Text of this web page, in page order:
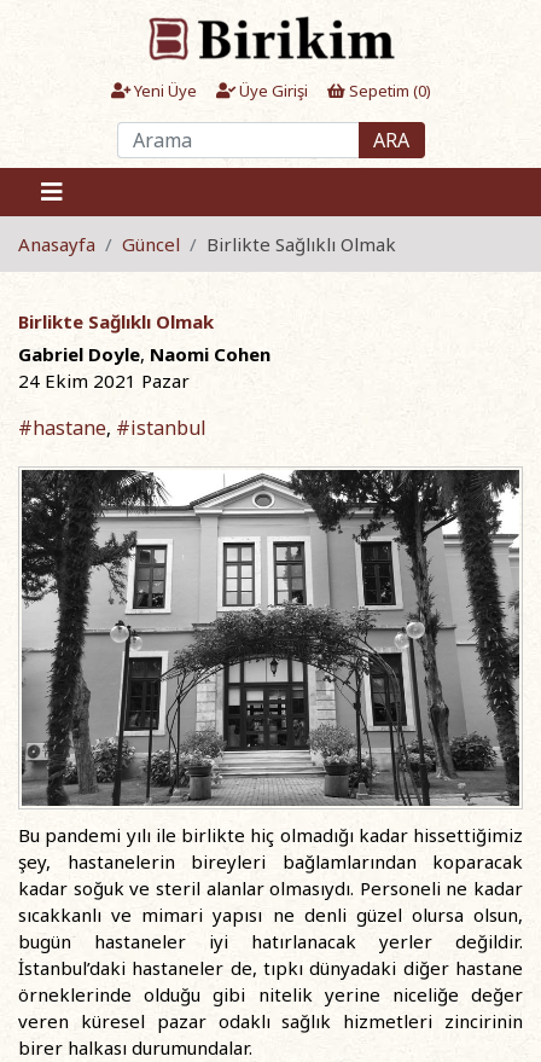
Yeni Üye Üye Girişi Sepetim (0)
ARA
Anasayfa Güncel Birlikte Sağlıklı Olmak
Birlikte Sağlıklı Olmak
Gabriel Doyle, Naomi Cohen
24 Ekim 2021 Pazar
#hastane, #istanbul
Bu pandemi yılı ile birlikte hiç olmadığı kadar hissettiğimiz
şey, hastanelerin bireyleri bağlamlarından koparacak
kadar soğuk ve steril alanlar olmasıydı. Personeli ne kadar
sıcakkanlı ve mimari yapısı ne denli güzel olursa olsun,
bugün hastaneler iyi hatırlanacak yerler değildir.
İstanbul’daki hastaneler de, tıpkı dünyadaki diğer hastane
örneklerinde olduğu gibi nitelik yerine niceliğe değer
veren küresel pazar odaklı sağlık hizmetleri zincirinin
birer halkası durumundalar.